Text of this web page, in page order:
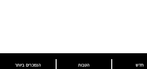
הנמכרים ביותר הטבות חדש